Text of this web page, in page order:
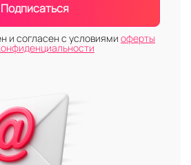
Подписаться
и согласен с условиями оферты